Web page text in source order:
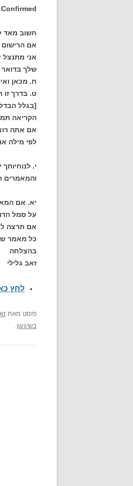
חשוב מאד
אם הרישום
אני מתנצל
שלך בדואר
ח. מכאן
ט. בדרך
[בגלל
הקריאה
אם אתה
לפי מילה
י.
והמאמרים
יא. אם
על סמל
כל מאמר
בהצלחה
זאב גלילי
לחץ
פוסט מאת
בשיגעון.